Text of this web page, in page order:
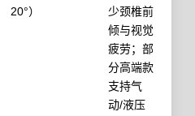
20°）
少颈椎前
倾与视觉
疲劳；部
分高端款
支持气
动/液压